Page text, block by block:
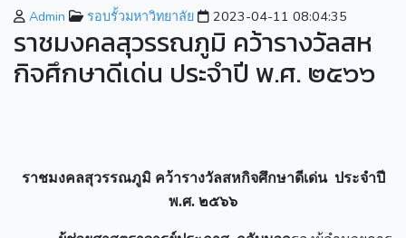
Admin รอบรั้วมหาวิทยาลัย 2023-04-11 08:04:35
ราชมงคลสุวรรณภูมิ คว้ารางวัลสห
กิจศึกษาดีเด่น ประจำปี พ.ศ. ๒๕๖๖
ราชมงคลสุวรรณภูมิ คว้ารางวัลสหกิจศึกษาดีเด่น ประจำปี
พ.ศ. ๒๕๖๖